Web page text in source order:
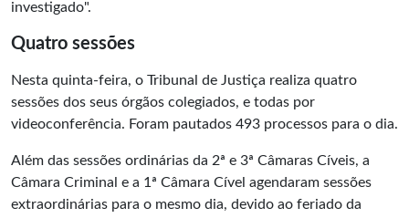
investigado".
Quatro sessões
Nesta quinta-feira, o Tribunal de Justiça realiza quatro
sessões dos seus órgãos colegiados, e todas por
videoconferência. Foram pautados 493 processos para o dia.
Além das sessões ordinárias da 2ª e 3ª Câmaras Cíveis, a
Câmara Criminal e a 1ª Câmara Cível agendaram sessões
extraordinárias para o mesmo dia, devido ao feriado da